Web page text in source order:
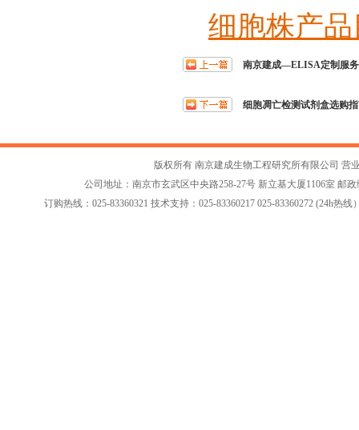
细胞株产
南京建成—ELISA定制服务
细胞凋亡检测试剂盒选购
版权所有 南京建成生物工程研究所有限公司 营
公司地址：南京市玄武区中央路258-27号 新立基大厦1106室 邮政
订购热线：025-83360321 技术支持：025-83360217 025-83360272 (24h热